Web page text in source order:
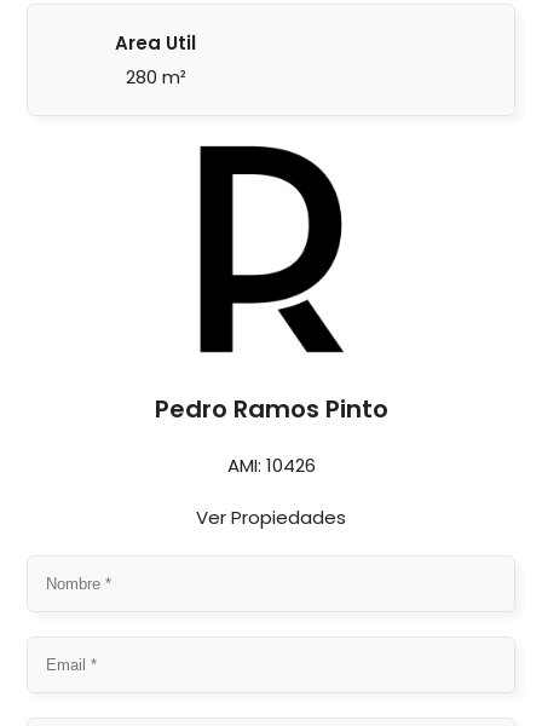
Area Util
280 m²
Pedro Ramos Pinto
AMI: 10426
Ver Propiedades